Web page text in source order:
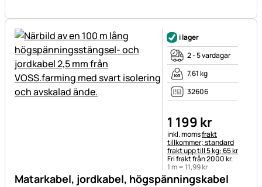
Matarkabel, jordkabel, högspänningskabel
i lager
2 - 5 vardagar
7,61 kg
32606
1 199 kr
Skatteinformation:
inkl. momsfrakt
tillkommer; standard
frakt upp till 5 kg: 65 kr
Fri frakt från 2000 kr.
1 m =11,99kr